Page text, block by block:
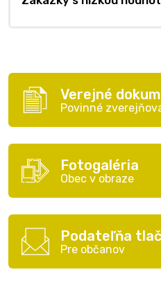
Verejné
Povinné
Fotogaléria
Obec v obraze
Podateľňa
Pre občanov